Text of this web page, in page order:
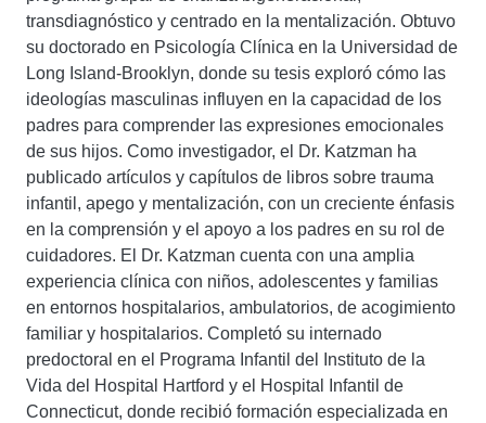
transdiagnóstico y centrado en la mentalización. Obtuvo
su doctorado en Psicología Clínica en la Universidad de
Long Island-Brooklyn, donde su tesis exploró cómo las
ideologías masculinas influyen en la capacidad de los
padres para comprender las expresiones emocionales
de sus hijos. Como investigador, el Dr. Katzman ha
publicado artículos y capítulos de libros sobre trauma
infantil, apego y mentalización, con un creciente énfasis
en la comprensión y el apoyo a los padres en su rol de
cuidadores. El Dr. Katzman cuenta con una amplia
experiencia clínica con niños, adolescentes y familias
en entornos hospitalarios, ambulatorios, de acogimiento
familiar y hospitalarios. Completó su internado
predoctoral en el Programa Infantil del Instituto de la
Vida del Hospital Hartford y el Hospital Infantil de
Connecticut, donde recibió formación especializada en